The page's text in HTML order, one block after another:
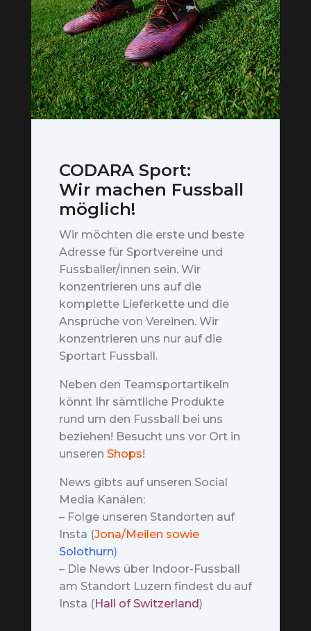
CODARA Sport:
Wir machen Fussball
möglich!
Wir möchten die erste und beste
Adresse für Sportvereine und
Fussballer/innen sein. Wir
konzentrieren uns auf die
komplette Lieferkette und die
Ansprüche von Vereinen. Wir
konzentrieren uns nur auf die
Sportart Fussball.
Neben den Teamsportartikeln
könnt Ihr sämtliche Produkte
rund um den Fussball bei uns
beziehen! Besucht uns vor Ort in
unseren Shops!
News gibts auf unseren Social
Media Kanälen:
– Folge unseren Standorten auf
Insta (Jona/Meilen sowie
Solothurn)
– Die News über Indoor-Fussball
am Standort Luzern findest du auf
Insta (Hall of Switzerland)